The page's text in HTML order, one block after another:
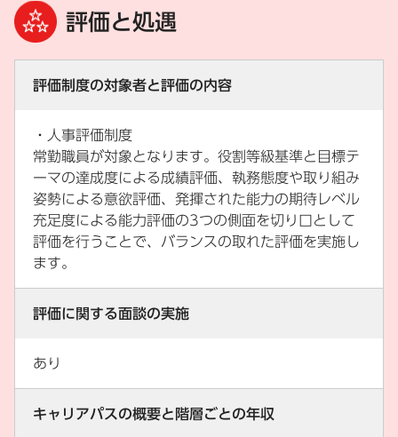
評価と処遇
評価制度の対象者と評価の内容
・人事評価制度
常勤職員が対象となります。役割等級基準と目標テ
ーマの達成度による成績評価、執務態度や取り組み
姿勢による意欲評価、発揮された能力の期待レベル
充足度による能力評価の3つの側面を切り口として
評価を行うことで、バランスの取れた評価を実施し
ます。
評価に関する面談の実施
あり
キャリアパスの概要と階層ごとの年収